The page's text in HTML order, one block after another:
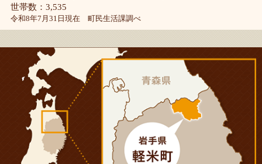
世帯数：3,535
令和8年7月31日現在 町民生活課調べ